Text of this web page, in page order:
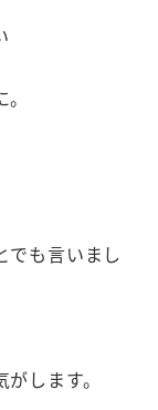
でも言いまし
します。